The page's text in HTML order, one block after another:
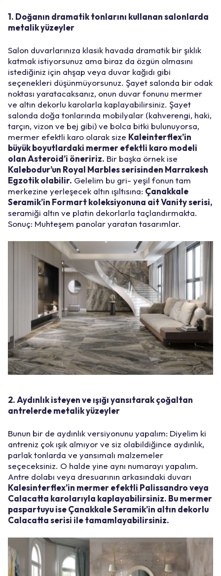
1. Doğanın dramatik tonlarını kullanan salonlarda
metalik yüzeyler
Salon duvarlarınıza klasik havada dramatik bir şıklık
katmak istiyorsunuz ama biraz da özgün olmasını
istediğiniz için ahşap veya duvar kağıdı gibi
seçenekleri düşünmüyorsunuz. Şayet salonda bir odak
noktası yaratacaksanız, onun duvar fonunu mermer
ve altın dekorlu karolarla kaplayabilirsiniz. Şayet
salonda doğa tonlarında mobilyalar (kahverengi, haki,
tarçın, vizon ve bej gibi) ve bolca bitki bulunuyorsa,
mermer efektli karo olarak size Kaleinterflex’in
büyük boyutlardaki mermer efektli karo modeli
olan Asteroid’i öneririz. Bir başka örnek ise
Kalebodur’un Royal Marbles serisinden Marrakesh
Egzotik olabilir. Gelelim bu gri- yeşil fonun tam
merkezine yerleşecek altın ışıltısına: Çanakkale
Seramik’in Formart koleksiyonuna ait Vanity serisi,
seramiği altın ve platin dekorlarla taçlandırmakta.
Sonuç: Muhteşem panolar yaratan tasarımlar.
2. Aydınlık isteyen ve ışığı yansıtarak çoğaltan
antrelerde metalik yüzeyler
Bunun bir de aydınlık versiyonunu yapalım: Diyelim ki
antreniz çok ışık almıyor ve siz olabildiğince aydınlık,
parlak tonlarda ve yansımalı malzemeler
seçeceksiniz. O halde yine aynı numarayı yapalım.
Antre dolabı veya dresuarının arkasındaki duvarı
Kalesinterflex’in mermer efektli Palissandro veya
Calacatta karolarıyla kaplayabilirsiniz. Bu mermer
paspartuyu ise Çanakkale Seramik’in altın dekorlu
Calacatta serisi ile tamamlayabilirsiniz.